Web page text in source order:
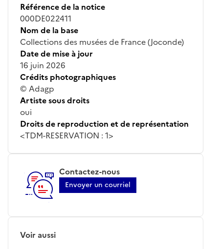
Référence de la notice
000DE022411
Nom de la base
Collections des musées de France (Joconde)
Date de mise à jour
16 juin 2026
Crédits photographiques
© Adagp
Artiste sous droits
oui
Droits de reproduction et de représentation
<TDM-RESERVATION : 1>
Contactez-nous
Envoyer un courriel
Voir aussi